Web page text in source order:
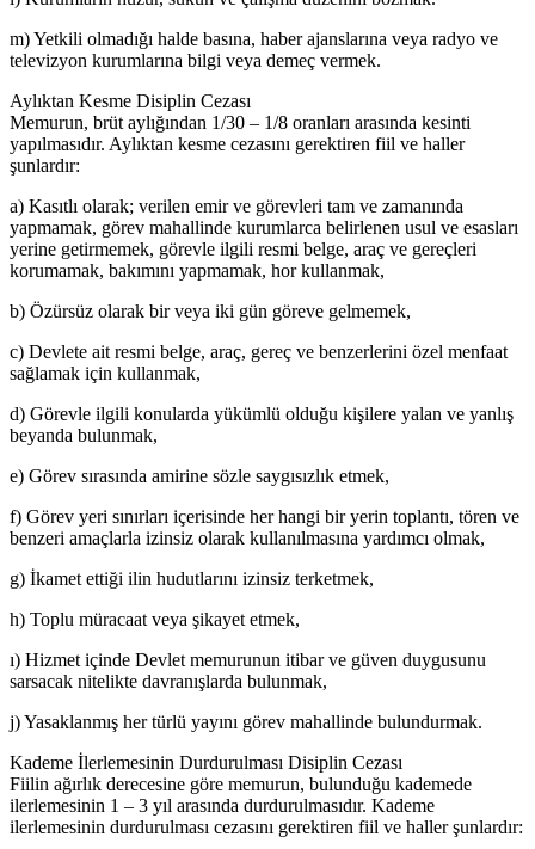
m) Yetkili olmadığı halde basına, haber ajanslarına veya radyo ve
televizyon kurumlarına bilgi veya demeç vermek.
Aylıktan Kesme Disiplin Cezası
Memurun, brüt aylığından 1/30 – 1/8 oranları arasında kesinti
yapılmasıdır. Aylıktan kesme cezasını gerektiren fiil ve haller
şunlardır:
a) Kasıtlı olarak; verilen emir ve görevleri tam ve zamanında
yapmamak, görev mahallinde kurumlarca belirlenen usul ve esasları
yerine getirmemek, görevle ilgili resmi belge, araç ve gereçleri
korumamak, bakımını yapmamak, hor kullanmak,
b) Özürsüz olarak bir veya iki gün göreve gelmemek,
c) Devlete ait resmi belge, araç, gereç ve benzerlerini özel menfaat
sağlamak için kullanmak,
d) Görevle ilgili konularda yükümlü olduğu kişilere yalan ve yanlış
beyanda bulunmak,
e) Görev sırasında amirine sözle saygısızlık etmek,
f) Görev yeri sınırları içerisinde her hangi bir yerin toplantı, tören ve
benzeri amaçlarla izinsiz olarak kullanılmasına yardımcı olmak,
g) İkamet ettiği ilin hudutlarını izinsiz terketmek,
h) Toplu müracaat veya şikayet etmek,
ı) Hizmet içinde Devlet memurunun itibar ve güven duygusunu
sarsacak nitelikte davranışlarda bulunmak,
j) Yasaklanmış her türlü yayını görev mahallinde bulundurmak.
Kademe İlerlemesinin Durdurulması Disiplin Cezası
Fiilin ağırlık derecesine göre memurun, bulunduğu kademede
ilerlemesinin 1 – 3 yıl arasında durdurulmasıdır. Kademe
ilerlemesinin durdurulması cezasını gerektiren fiil ve haller şunlardır: